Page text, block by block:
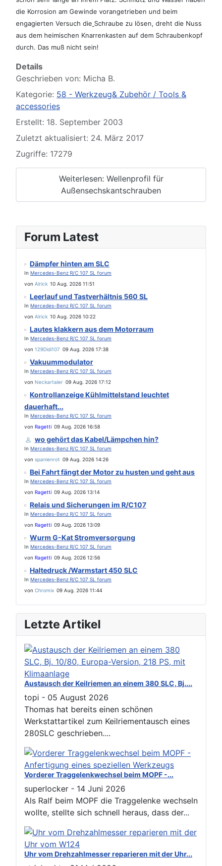
die Korrosion am Gewinde vorangetrieben und beim
engagierten Versuch die Schraube zu lösen, dreht die Nuss
aus dem heimischen Knarrenkasten auf dem Schraubenkopf
durch. Das muß nicht sein!
Details
Geschrieben von: Micha B.
Kategorie: 58 - Werkzeug& Zubehör / Tools &
accessories
Erstellt: 18. September 2003
Zuletzt aktualisiert: 24. März 2017
Zugriffe: 17279
Weiterlesen: Wellenprofil für
Außensechskantschrauben
Forum Latest
Dämpfer hinten am SLC
In Mercedes-Benz R/C 107 SL forum
von Alrick 10 Aug. 2026 11:51
Leerlauf und Tastverhältnis 560 SL
In Mercedes-Benz R/C 107 SL forum
von Alrick 10 Aug. 2026 10:22
Lautes klakkern aus dem Motorraum
In Mercedes-Benz R/C 107 SL forum
von 129Didi107 09 Aug. 2026 17:38
Vakuummodulator
In Mercedes-Benz R/C 107 SL forum
von Neckartaler 09 Aug. 2026 17:12
Kontrollanzeige Kühlmittelstand leuchtet
dauerhaft...
In Mercedes-Benz R/C 107 SL forum
von Ragetti 09 Aug. 2026 16:58
wo gehört das Kabel/Lämpchen hin?
In Mercedes-Benz R/C 107 SL forum
von spanienrot 09 Aug. 2026 14:26
Bei Fahrt fängt der Motor zu husten und geht aus
In Mercedes-Benz R/C 107 SL forum
von Ragetti 09 Aug. 2026 13:14
Relais und Sicherungen im R/C107
In Mercedes-Benz R/C 107 SL forum
von Ragetti 09 Aug. 2026 13:09
Wurm G-Kat Stromversorgung
In Mercedes-Benz R/C 107 SL forum
von Ragetti 09 Aug. 2026 12:56
Haltedruck /Warmstart 450 SLC
In Mercedes-Benz R/C 107 SL forum
von Chromix 09 Aug. 2026 11:44
Letzte Artikel
Austausch der Keilriemen an einem 380 SLC, Bj....
topi - 05 August 2026
Thomas hat bereits einen schönen
Werkstattartikel zum Keilriementausch eines
280SLC geschrieben....
Vorderer Traggelenkwechsel beim MOPF -...
superlocker - 14 Juni 2026
Als Ralf beim MOPF die Traggelenke wechseln
wollte, stellte sich schnell heraus, dass der...
Uhr vom Drehzahlmesser reparieren mit der Uhr...